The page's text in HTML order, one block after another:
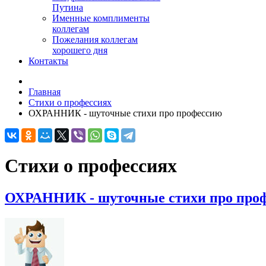
Путина
Именные комплименты
коллегам
Пожелания коллегам
хорошего дня
Контакты
Главная
Стихи о профессиях
ОХРАННИК - шуточные стихи про профессию
Стихи о профессиях
ОХРАННИК - шуточные стихи про